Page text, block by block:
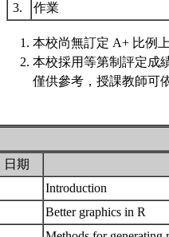
3.
作業
本校尚無訂定 A+ 比例上
本校採用等第制評定成
僅供參考，授課教師可
日期
Introduction
Better graphics in R